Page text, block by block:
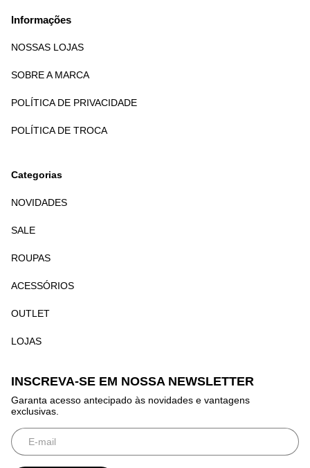
Informações
NOSSAS LOJAS
SOBRE A MARCA
POLÍTICA DE PRIVACIDADE
POLÍTICA DE TROCA
Categorias
NOVIDADES
SALE
ROUPAS
ACESSÓRIOS
OUTLET
LOJAS
INSCREVA-SE EM NOSSA NEWSLETTER
Garanta acesso antecipado às novidades e vantagens
exclusivas.